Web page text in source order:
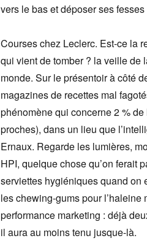
vers le bas et déposer ses
Courses chez Leclerc. Est-ce la
qui vient de tomber ? la veille de
monde. Sur le présentoir à côté
magazines de recettes mal
phénomène qui concerne 2 %
proches), dans un lieu que
Ernaux. Regarde les lumières,
HPI, quelque chose qu’on ferait
serviettes hygiéniques quand on
les chewing-gums pour
performance marketing : déjà
il aura au moins tenu jusque-là.